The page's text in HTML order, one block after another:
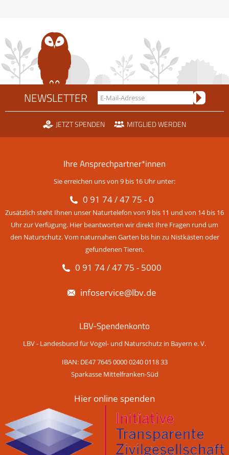
NEWSLETTER
JETZT SPENDEN MITGLIED WERDEN
Ihre Ansprechpartner*innen
Sie erreichen uns von 9 bis 16 Uhr unter:
0 91 74 / 47 75 - 0
Zusätzlich steht Ihnen unser Naturtelefon von 9 bis 11 und von 14 bis 16
Uhr zur Verfügung. Hier beantworten wir direkt Ihre Fragen rund um
den Naturschutz. Vom naturnahen Garten bis hin zu Nistkästen oder
gefundenen Tieren.
0 91 74 / 47 75 - 5000
infoservice@lbv.de
LBV-Spendenkonto
LBV - Landesbund für Vogel- und Naturschutz in Bayern e. V.
IBAN: DE47 7645 0000 0240 0118 33
Sparkasse Mittelfranken-Süd
Hier online spenden